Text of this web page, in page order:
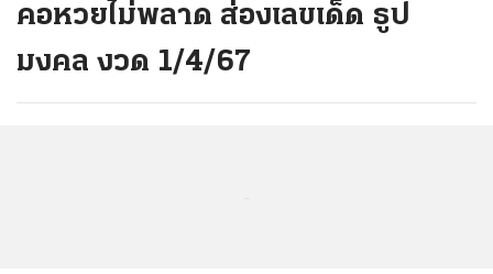
คอหวยไม่พลาด ส่องเลขเด็ด ธูป
มงคล งวด 1/4/67